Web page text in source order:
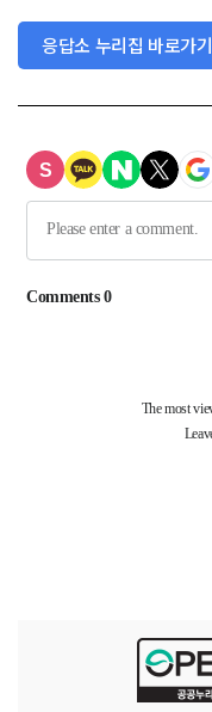
응답소 누리집 바로가기